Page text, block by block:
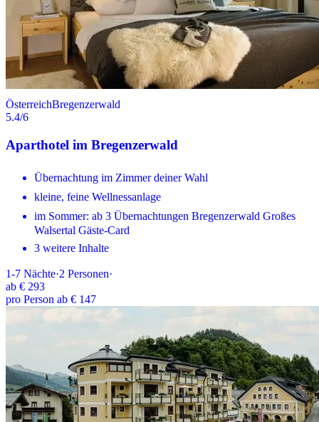
ÖsterreichBregenzerwald
5.4/6
Aparthotel im Bregenzerwald
Übernachtung im Zimmer deiner Wahl
kleine, feine Wellnessanlage
im Sommer: ab 3 Übernachtungen Bregenzerwald Großes
Walsertal Gäste-Card
3 weitere Inhalte
1-7 Nächte·2 Personen·
ab € 293
pro Person ab € 147